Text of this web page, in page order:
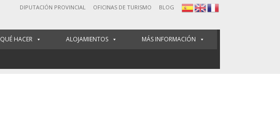
DIPUTACIÓN PROVINCIAL OFICINAS DE TURISMO BLOG
QUÉ HACER ALOJAMIENTOS MÁS INFORMACIÓN